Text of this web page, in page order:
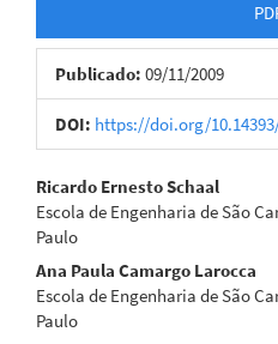
lateral
de
artigos
Publicado: 09/11/2009
DOI: https://doi.org/
Conteúdo
do
artigo
principal
Ricardo Ernesto Schaal
Escola de Engenharia de São
Paulo
Ana Paula Camargo Larocca
Escola de Engenharia de São
Paulo